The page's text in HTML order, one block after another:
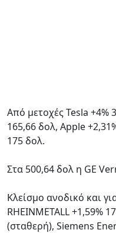
Από μετοχές Tesla +4%
165,66 δολ, Apple
175 δολ.
Στα 500,64 δολ η GE
Κλείσμο ανοδικό και
RHEINMETALL +1,59%
(σταθερή), Siemens